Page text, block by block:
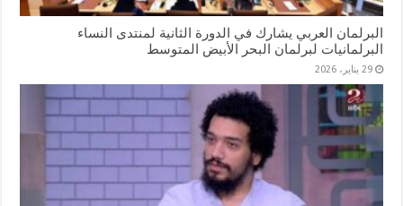
البرلمان العربي يشارك في الدورة الثانية لمنتدى النساء
البرلمانيات لبرلمان البحر الأبيض المتوسط
29 يناير، 2026